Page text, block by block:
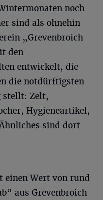
noch
sind als ohnehin
„Grevenbroich
den
entwickelt, die
die notdürftigsten
stellt: Zelt,
Hygieneartikel,
sind dort
einen Wert von rund
aus Grevenbroich